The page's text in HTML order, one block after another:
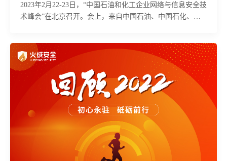
2023年2月22-23日，“中国石油和化工企业网络与信息安全技
术峰会”在北京召开。会上，来自中国石油、中国石化、中
加了大会。火绒安全作为终端安全领域的行业专家受邀出
席。